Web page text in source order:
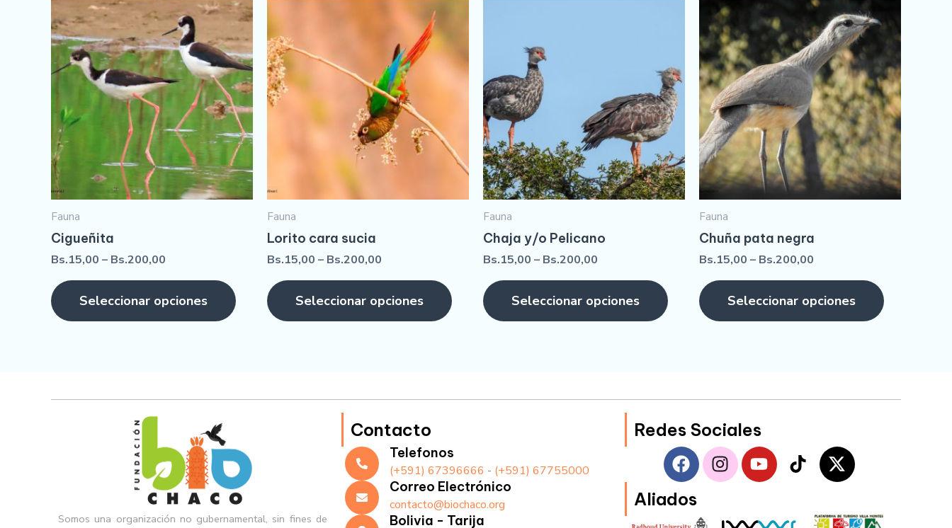
Fauna
Cigueñita
Bs.15,00 – Bs.200,00
Seleccionar opciones
Fauna
Lorito cara sucia
Bs.15,00 – Bs.200,00
Seleccionar opciones
Fauna
Chaja y/o Pelicano
Bs.15,00 – Bs.200,00
Seleccionar opciones
Fauna
Chuña pata negra
Bs.15,00 – Bs.200,00
Seleccionar opciones
Somos una organización no gubernamental, sin fines de
Contacto
Telefonos
(+591) 67396666 - (+591) 67755000
Correo Electrónico
contacto@biochaco.org
Bolivia - Tarija
Redes Sociales
F
a
c
e
I
n
s
Y
o
u
T
i
X
-
t
Aliados